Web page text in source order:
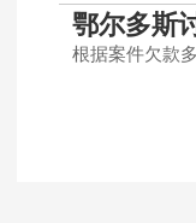
鄂尔多斯
根据案件欠款